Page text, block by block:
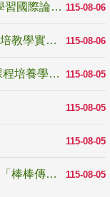
115-08-06
匯聚全球視野深化師生AI素養 2026數位學習國際論壇高雄登場
115-08-06
深化師培與現場連結！教育部加碼補助師培教學實踐研究 10月師培國際研討會交流教學實踐經驗
115-08-05
國教署「全國高中暑期研習營」 以多元課程培養學生瞭解誠信專業與倫理價值
115-08-05
115-08-05
115-08-05
學校藝術嘉年華圓滿落幕，假日學校接力「棒棒傳美感」